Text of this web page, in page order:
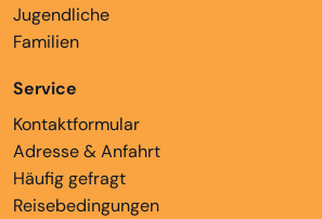
Jugendliche
Familien
Service
Kontaktformular
Adresse & Anfahrt
Häufig gefragt
Reisebedingungen